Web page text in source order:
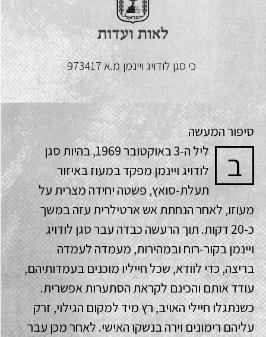
כי סגן לודויג ויינמן מ.א 973417
סיפור המעשה
ב
ליל ה-3 באוקטובר 1969, בהיות סגן
לודויג ויינמן מפקד במעוז באיזור
תעלת-סואץ, פשטה יחידה מצרית על
מעוזו, לאחר הנחתת אש ארטילרית עזה במשך
כ-20 דקות. תוך הרעשה כבדה עבר סגן לודויג
ויינמן בקור-רוח ובמהירות, מעמדה לעמדה
בריצה, כדי לוודא, שכל חייליו מוכנים בעמדותיהם,
עודד אותם והכינם לקראת הסתערות אפשרית.
כשנתגלו חיילי האויב, רץ מיד למקום הגילוי, זרק
עליהם רימונים וירה בנשקו האישי. לאחר מכן עבר